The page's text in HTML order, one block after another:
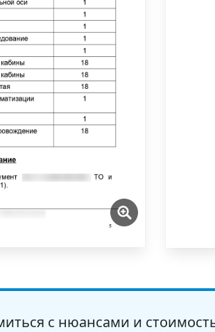
с нюансами и